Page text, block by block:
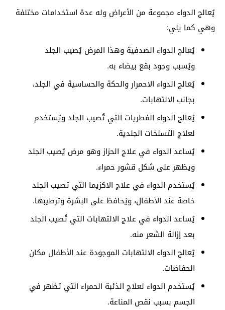
يُعالج الدواء مجموعة من الأعراض وله عدة استخدامات مختلفة
وهي كما يلي:
يُعالج الدواء الصدفية وهذا المرض يُصيب الجلد
ويُسبب وجود بقع بيضاء به.
يُعالج الدواء الاحمرار والحكة والحساسية في الجلد،
بجانب الالتهابات.
يُعالج الدواء الفطريات التي تُصيب الجلد ويُستخدم
لعلاج التسلخات الجلدية.
يُساعد الدواء في علاج الحزاز وهو مرض يُصيب الجلد
ويظهر على شكل قشور حمراء.
يُستخدم الدواء في علاج الاكزيما التي تصيب الجلد
خاصة عند الأطفال، ويُحافظ على البشرة وترطيبها.
يُساعد الدواء في علاج الالتهابات التي تُصيب الجلد
بعد إزالة الشعر منه.
يُعالج الدواء الالتهابات الموجودة عند الأطفال مكان
الحفاضات.
يُستخدم الدواء لعلاج الذئبة الحمراء التي تظهر في
الجسم بسبب نقص المناعة.